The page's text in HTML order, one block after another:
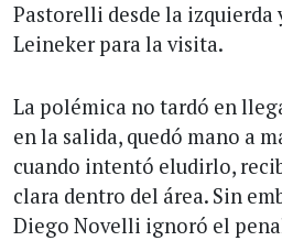
Pastorelli desde la izquierda
Leineker para la visita.
La polémica no tardó en
en la salida, quedó mano a
cuando intentó eludirlo,
clara dentro del área. Sin
Diego Novelli ignoró el